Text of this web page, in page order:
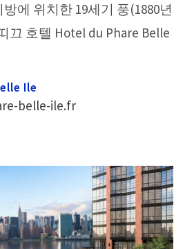
에 위치한 19세기 풍(1880년
끄 호텔 Hotel du Phare Belle
Ile
belle-ile.fr